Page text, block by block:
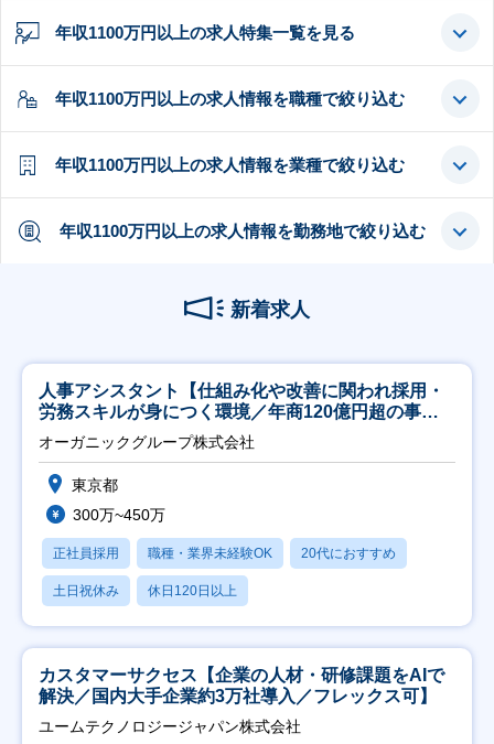
年収1100万円以上の求人特集一覧を見る
年収1100万円以上の求人情報を職種で絞り込む
年収1100万円以上の求人情報を業種で絞り込む
年収1100万円以上の求人情報を勤務地で絞り込む
新着求人
人事アシスタント【仕組み化や改善に関われ採用・
労務スキルが身につく環境／年商120億円超の事業
会社】
オーガニックグループ株式会社
東京都
300万~450万
正社員採用 職種・業界未経験OK 20代におすすめ
土日祝休み 休日120日以上
カスタマーサクセス【企業の人材・研修課題をAIで
解決／国内大手企業約3万社導入／フレックス可】
ユームテクノロジージャパン株式会社